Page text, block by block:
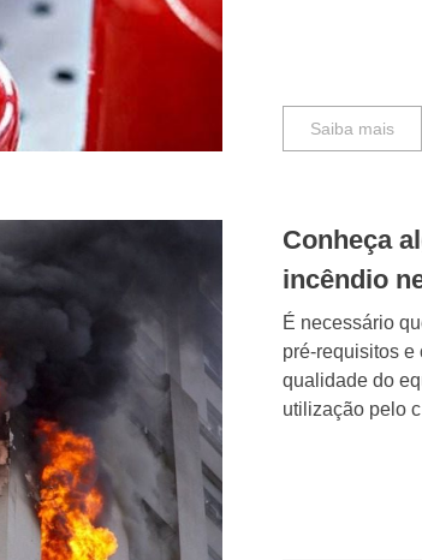
Saiba mais
Conheça
incêndio
É necessário
pré-requisitos e
qualidade do
utilização pelo c